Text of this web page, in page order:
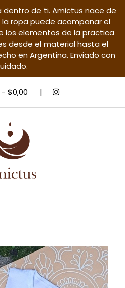
dentro de ti. Amictus nace de
la ropa puede acompanar el
los elementos de la practica
desde el material hasta el
en Argentina. Enviado con
- $0,00